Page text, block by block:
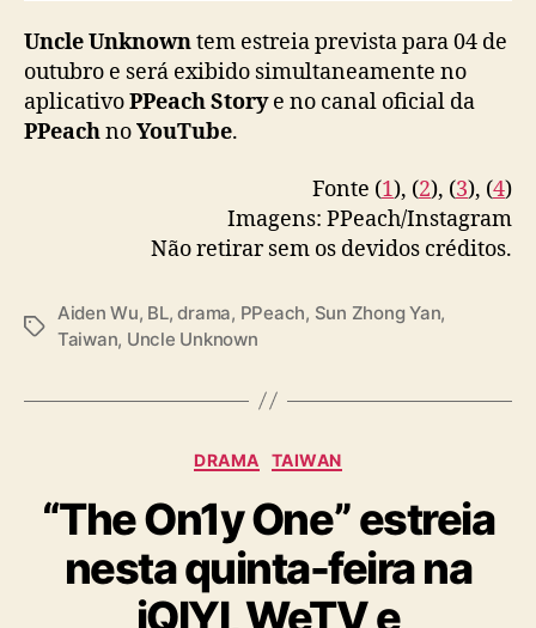
Uncle Unknowntem estreia prevista para 04 de
outubro e será exibido simultaneamente no
aplicativoPPeach Storye no canal oficial da
PPeachnoYouTube.
Fonte (1), (2), (3), (4)
Imagens: PPeach/Instagram
Não retirar sem os devidos créditos.
T
s
Aiden Wu, BL,drama, PPeach, Sun Zhong Yan,
Taiwan, Uncle Unknown
C
t
e
g
o
r
DRAMA TAIWAN
“The On1y One” estreia
nesta quinta-feira na